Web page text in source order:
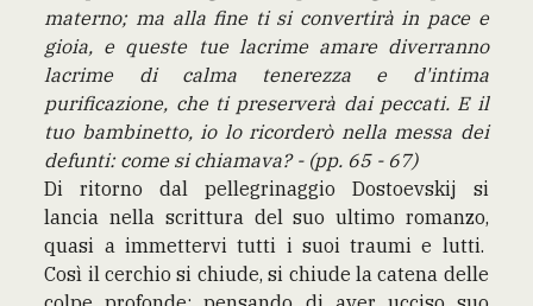
materno; ma alla fine ti si convertirà in pace e
gioia, e queste tue lacrime amare diverranno
lacrime di calma tenerezza e d'intima
purificazione, che ti preserverà dai peccati. E il
tuo bambinetto, io lo ricorderò nella messa dei
defunti: come si chiamava? - (pp. 65 - 67)
Di ritorno dal pellegrinaggio Dostoevskij si
lancia nella scrittura del suo ultimo romanzo,
quasi a immettervi tutti i suoi traumi e lutti.
Così il cerchio si chiude, si chiude la catena delle